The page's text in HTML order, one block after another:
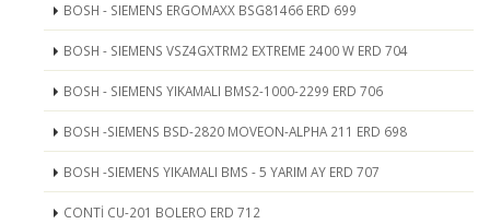
BOSH - SIEMENS ERGOMAXX BSG81466 ERD 699
BOSH - SIEMENS VSZ4GXTRM2 EXTREME 2400 W ERD 704
BOSH - SIEMENS YIKAMALI BMS2-1000-2299 ERD 706
BOSH -SIEMENS BSD-2820 MOVEON-ALPHA 211 ERD 698
BOSH -SIEMENS YIKAMALI BMS - 5 YARIM AY ERD 707
CONTİ CU-201 BOLERO ERD 712